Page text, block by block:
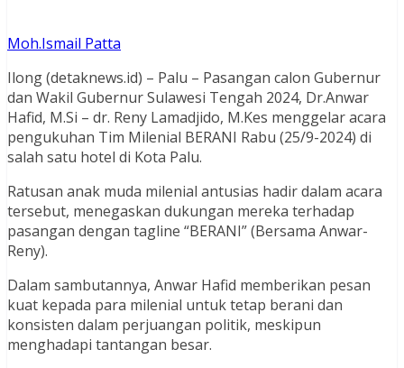
Moh.Ismail Patta
Ilong (detaknews.id) – Palu – Pasangan calon Gubernur
dan Wakil Gubernur Sulawesi Tengah 2024, Dr.Anwar
Hafid, M.Si – dr. Reny Lamadjido, M.Kes menggelar acara
pengukuhan Tim Milenial BERANI Rabu (25/9-2024) di
salah satu hotel di Kota Palu.
Ratusan anak muda milenial antusias hadir dalam acara
tersebut, menegaskan dukungan mereka terhadap
pasangan dengan tagline “BERANI” (Bersama Anwar-
Reny).
Dalam sambutannya, Anwar Hafid memberikan pesan
kuat kepada para milenial untuk tetap berani dan
konsisten dalam perjuangan politik, meskipun
menghadapi tantangan besar.